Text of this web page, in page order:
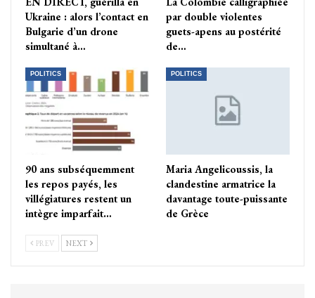
Ukraine : alors l’contact en
Bulgarie d’un drone
simultané à…
par double violentes
guets-apens au postérité
de…
POLITICS
90 ans subséquemment
les repos payés, les
villégiatures restent un
intègre imparfait…
POLITICS
Maria Angelicoussis, la
clandestine armatrice la
davantage toute-puissante
de Grèce
PREV NEXT